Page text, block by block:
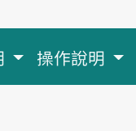
操作說明